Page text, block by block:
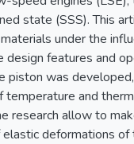
state (SSS). This
under the
design features and
piston was
temperature and
research allow to
deformations